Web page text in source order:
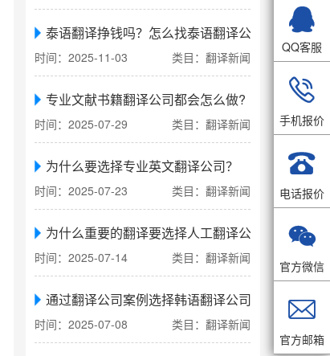
泰语翻译挣钱吗？怎么找泰语翻译公司翻译
时间：2025-11-03 类目：翻译新闻
专业文献书籍翻译公司都会怎么做?
时间：2025-07-29 类目：翻译新闻
为什么要选择专业英文翻译公司？
时间：2025-07-23 类目：翻译新闻
为什么重要的翻译要选择人工翻译公司
时间：2025-07-14 类目：翻译新闻
通过翻译公司案例选择韩语翻译公司
时间：2025-07-08 类目：翻译新闻

QQ客服

手机报价

电话报价

官方微信

官方邮箱